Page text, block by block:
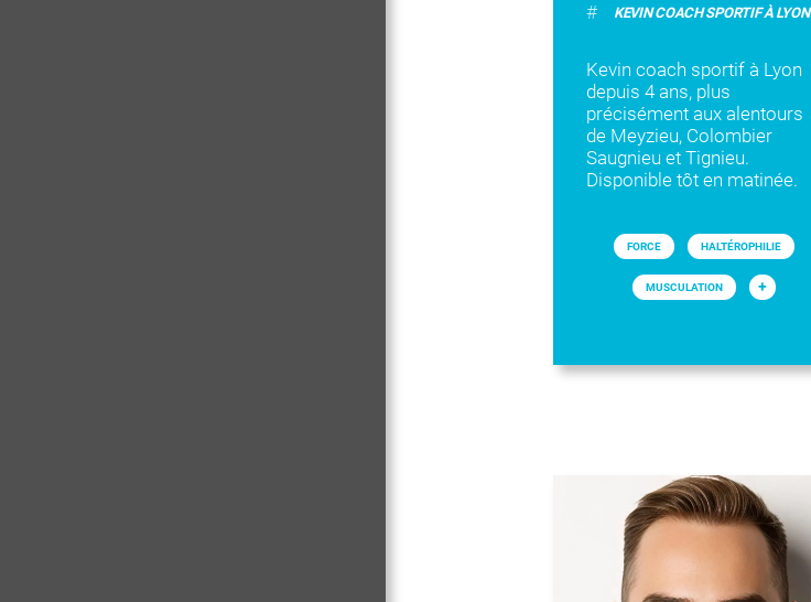
# KEVIN COACH SPORTIF À LYON
Kevin coach sportif à Lyon
depuis 4 ans, plus
précisément aux alentours
de Meyzieu, Colombier
Saugnieu et Tignieu.
Disponible tôt en matinée.
FORCE HALTÉROPHILIE
MUSCULATION +